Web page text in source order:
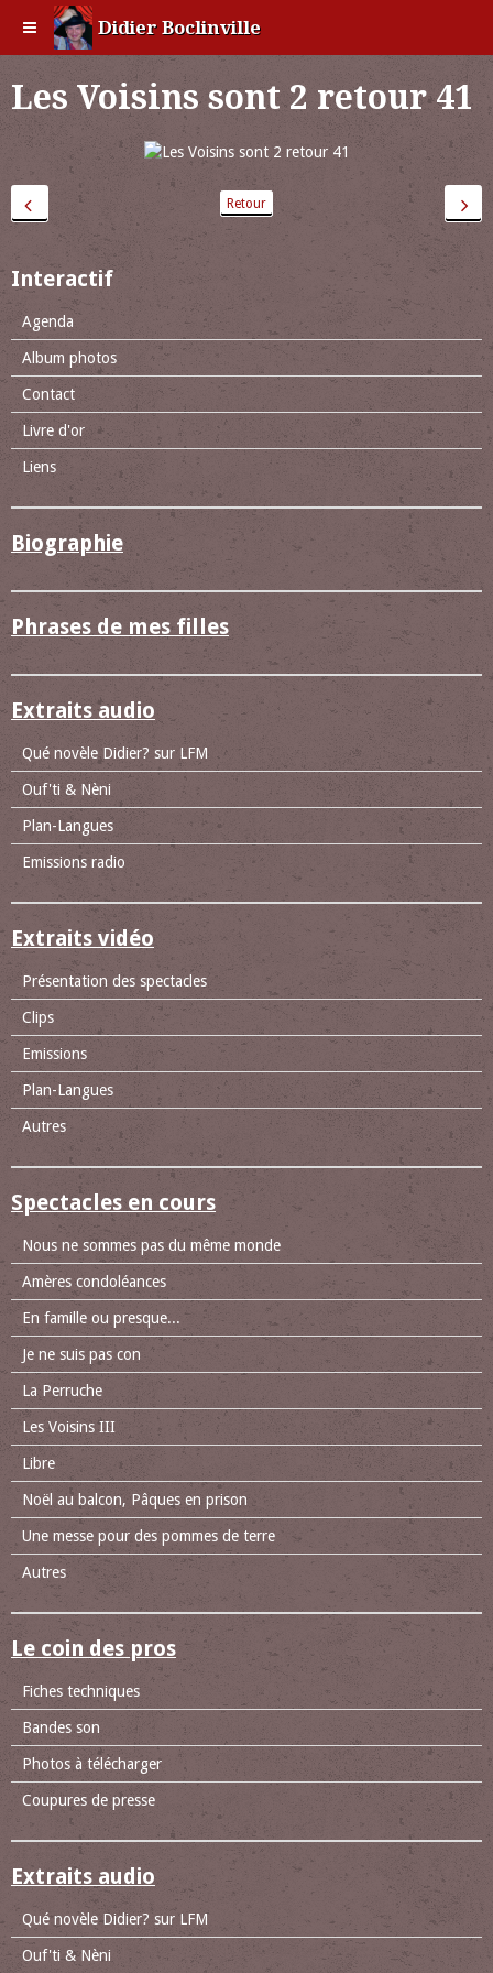
Didier Boclinville
Les Voisins sont 2 retour 41
Retour
Interactif
Agenda
Album photos
Contact
Livre d'or
Liens
Biographie
Phrases de mes filles
Extraits audio
Qué novèle Didier? sur LFM
Ouf'ti & Nèni
Plan-Langues
Emissions radio
Extraits vidéo
Présentation des spectacles
Clips
Emissions
Plan-Langues
Autres
Spectacles en cours
Nous ne sommes pas du même monde
Amères condoléances
En famille ou presque...
Je ne suis pas con
La Perruche
Les Voisins III
Libre
Noël au balcon, Pâques en prison
Une messe pour des pommes de terre
Autres
Le coin des pros
Fiches techniques
Bandes son
Photos à télécharger
Coupures de presse
Extraits audio
Qué novèle Didier? sur LFM
Ouf'ti & Nèni